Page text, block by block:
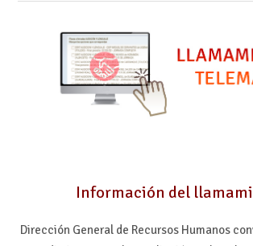
Información del
Dirección General de Recursos Humanos